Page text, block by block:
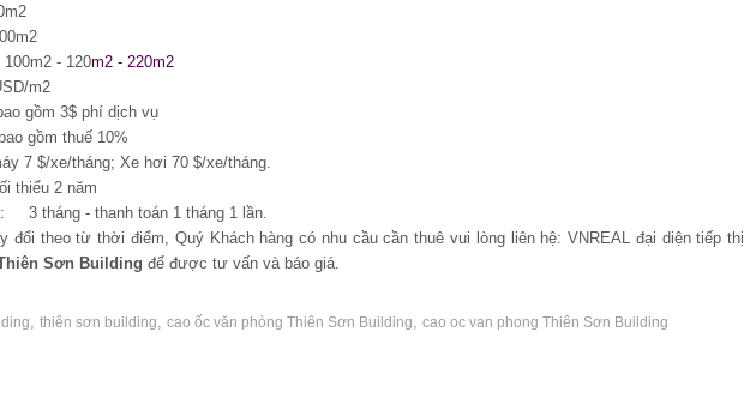
- 120m2 - 220m2
m2
gồm 3$ phí dịch vụ
gồm thuế 10%
7 $/xe/tháng; Xe hơi 70 $/xe/tháng.
thiểu 2 năm
3 tháng - thanh toán 1 tháng 1 lần.
đổi theo từ thời điểm, Quý Khách hàng có nhu cầu cần thuê vui lòng liên hệ: VNREAL đại diện tiếp thị
Sơn Building để được tư vấn và báo giá.
thiên sơn building cao ốc văn phòng Thiên Sơn Building cao oc van phong Thiên Sơn Building